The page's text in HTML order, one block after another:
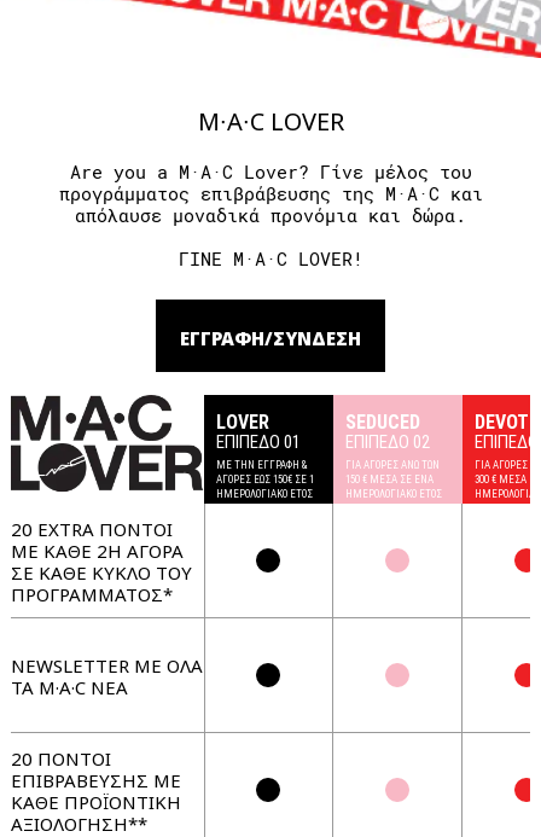
M∙A∙C LOVER
Are you a M·A·C Lover? Γίνε μέλος του
προγράμματος επιβράβευσης της M·A·C και
απόλαυσε μοναδικά προνόμια και δώρα.
ΓΙΝΕ M·A·C LOVER!
ΕΓΓΡΑΦΗ/ΣΥΝΔΕΣΗ
20 EXTRA ΠΟΝΤΟΙ
ΜΕ ΚΑΘΕ 2Η ΑΓΟΡΑ
ΣΕ ΚΑΘΕ ΚΥΚΛΟ ΤΟΥ
ΠΡΟΓΡΑΜΜΑΤΟΣ*
NEWSLETTER ΜΕ ΟΛΑ
ΤΑ M·A·C ΝΕΑ
20 ΠΟΝΤΟΙ
ΕΠΙΒΡΑΒΕΥΣΗΣ ΜΕ
ΚΑΘΕ ΠΡΟΪΟΝΤΙΚΗ
ΑΞΙΟΛΟΓΗΣΗ**
LOVER
ΕΠΙΠΕΔΟ 01
ΜΕ ΤΗΝ ΕΓΓΡΑΦΗ &
ΑΓΟΡΕΣ ΕΩΣ 150€ ΣΕ 1
ΗΜΕΡΟΛΟΓΙΑΚΟ ΕΤΟΣ
SEDUCED
ΕΠΙΠΕΔΟ 02
ΓΙΑ ΑΓΟΡΕΣ ΑΝΩ ΤΩΝ
150 € ΜΕΣΑ ΣΕ ΕΝΑ
ΗΜΕΡΟΛΟΓΙΑΚΟ ΕΤΟΣ
ΓΙΑ ΑΓΟΡΕΣ
300 € ΜΕΣΑ